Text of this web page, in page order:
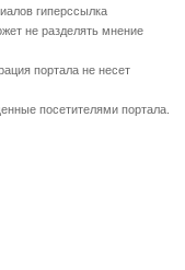
гиперссылка
не разделять мнение
портала не несет
посетителями портала.